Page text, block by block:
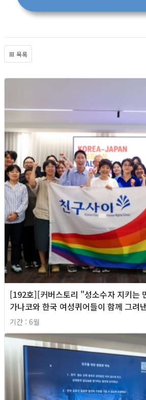
목록
[192호][커버스토리 "성소수자 지키는
가나코와 한국 여성퀴어들이 함께 그려
기간 : 6월